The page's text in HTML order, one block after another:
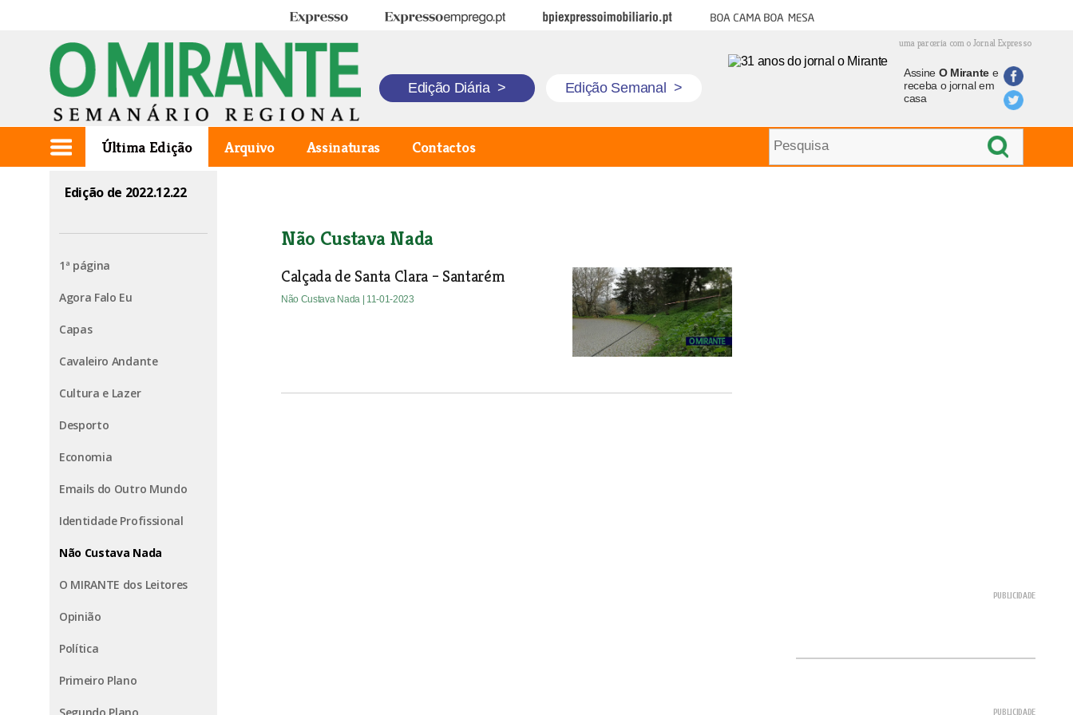
Expresso Expresso Emprego BPI Expresso Imobiliário Boa cama boa mesa
uma parceria com o Jornal Expresso
Edição Diária > Edição Semanal >
Assine O Mirantee
receba o jornal em
casa
Última Edição Arquivo Assinaturas Contactos
Edição de 2022.12.22
1ª página
Agora Falo Eu
Capas
Cavaleiro Andante
Cultura e Lazer
Desporto
Economia
Emails do Outro Mundo
Identidade Profissional
Não Custava Nada
O MIRANTE dos Leitores
Opinião
Política
Primeiro Plano
Não Custava Nada
Calçada de Santa Clara – Santarém
Não Custava Nada | 11-01-2023